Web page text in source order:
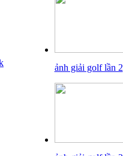
ảnh giải golf lần 2